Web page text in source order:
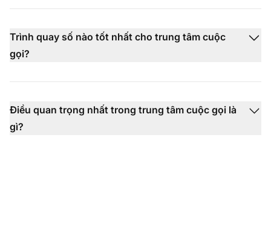
Trình quay số nào tốt nhất cho trung tâm cuộc
gọi?
Điều quan trọng nhất trong trung tâm cuộc gọi là
gì?